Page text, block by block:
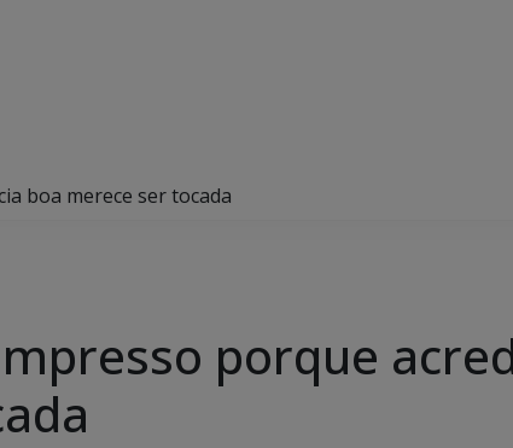
boa merece ser tocada
porque